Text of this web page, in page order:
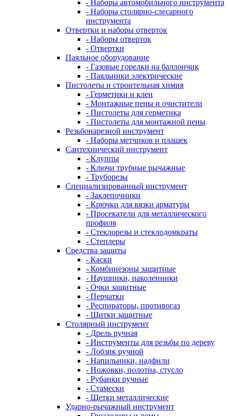
- Наборы автомобильного инструмента
- Наборы столярно-слесарного
инструмента
Отвертки и наборы отверток
- Наборы отверток
- Отвертки
Паяльное оборудование
- Газовые горелки на баллончик
- Паяльники электрические
Пистолеты и строительная химия
- Герметики и клеи
- Монтажные пены и очистители
- Пистолеты для герметика
- Пистолеты для монтажной пены
Резьбонарезной инструмент
- Наборы метчиков и плашек
Сантехнический инструмент
- Клуппы
- Ключи трубные рычажные
- Труборезы
Специализированный инструмент
- Заклепочники
- Крючки для вязки арматуры
- Просекатели для металлического
профиля
- Стеклорезы и стеклодомкраты
- Степлеры
Средства защиты
- Каски
- Комбинезоны защитные
- Наушники, наколенники
- Очки защитные
- Перчатки
- Респираторы, противогаз
- Щитки защитные
Столярный инструмент
- Дрель ручная
- Инструменты для резьбы по дереву
- Лобзик ручной
- Напильники, надфили
- Ножовки, полотна, стусло
- Рубанки ручные
- Стамески
- Щетки металлические
Ударно-рычажный инструмент